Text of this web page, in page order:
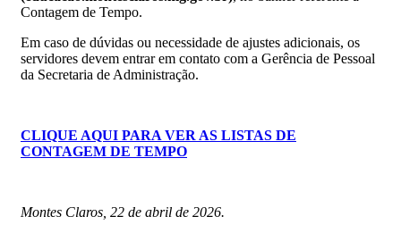
Contagem de Tempo.
Em caso de dúvidas ou necessidade de ajustes adicionais, os
servidores devem entrar em contato com a Gerência de Pessoal
da Secretaria de Administração.
CLIQUE AQUI PARA VER AS LISTAS DE
CONTAGEM DE TEMPO
Montes Claros, 22 de abril de 2026.